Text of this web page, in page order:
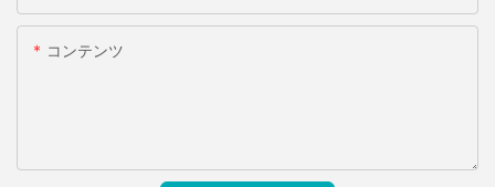
コンテンツ